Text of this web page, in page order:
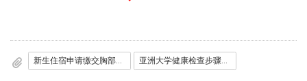
新生住宿申请缴交胸部X光报告注意事项说明.jpg 亚洲大学健康检查步骤指南1150320.pdf